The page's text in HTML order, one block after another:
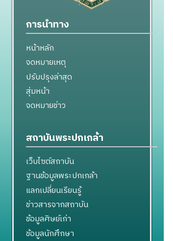
การนำทาง
หน้าหลัก
จดหมายเหตุ
ปรับปรุงล่าสุด
สุ่มหน้า
จดหมายข่าว
สถาบันพระปกเกล้า
เว็บไซต์สถาบัน
ฐานข้อมูลพระปกเกล้า
แลกเปลี่ยนเรียนรู้
ข่าวสารจากสถาบัน
ข้อมูลศิษย์เก่า
ข้อมูลนักศึกษา